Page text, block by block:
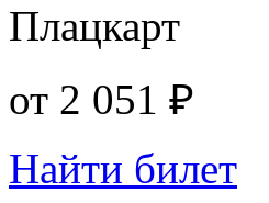
Плацкарт
от 2 051 ₽
Найти билет